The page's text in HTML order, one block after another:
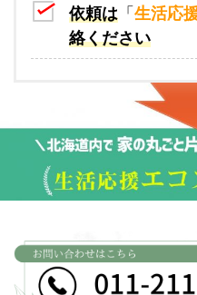
依頼は 「 生活応
絡ください